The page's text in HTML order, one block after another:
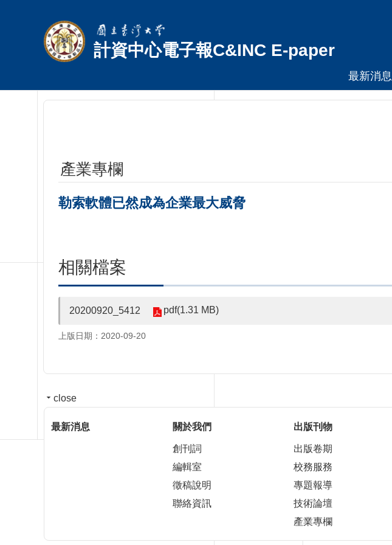
計資中心電子報C&INC E-paper
最新消息
產業專欄
勒索軟體已然成為企業最大威脅
相關檔案
20200920_5412 pdf(1.31 MB)
上版日期：2020-09-20
close
最新消息 關於我們
創刊詞
編輯室
徵稿說明
聯絡資訊
出版刊物
出版卷期
校務服務
專題報導
技術論壇
產業專欄